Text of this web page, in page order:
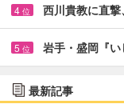
4 位 西川貴教に直
5 位 岩手・盛岡『
最新記事